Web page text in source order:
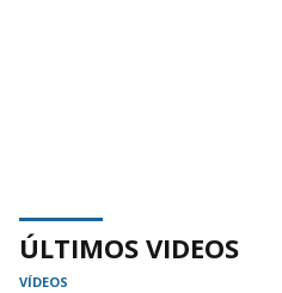
ÚLTIMOS VIDEOS
VÍDEOS